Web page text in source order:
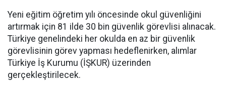
Yeni eğitim öğretim yılı öncesinde okul güvenliğini
artırmak için 81 ilde 30 bin güvenlik görevlisi alınacak.
Türkiye genelindeki her okulda en az bir güvenlik
görevlisinin görev yapması hedeflenirken, alımlar
Türkiye İş Kurumu (İŞKUR) üzerinden
gerçekleştirilecek.